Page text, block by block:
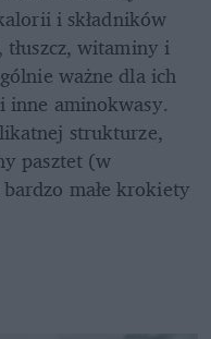
i składników
witaminy i
ważne dla ich
i inne aminokwasy.
strukturze,
pasztet (w
małe krokiety